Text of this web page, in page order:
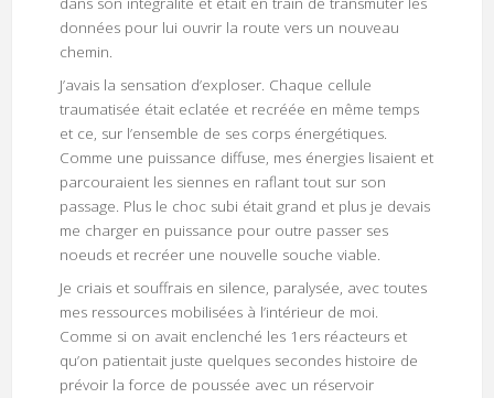
données pour lui ouvrir la route vers un nouveau
chemin.
J’avais la sensation d’exploser. Chaque cellule
traumatisée était eclatée et recréée en même temps
et ce, sur l’ensemble de ses corps énergétiques.
Comme une puissance diffuse, mes énergies lisaient et
parcouraient les siennes en raflant tout sur son
passage. Plus le choc subi était grand et plus je devais
me charger en puissance pour outre passer ses
noeuds et recréer une nouvelle souche viable.
Je criais et souffrais en silence, paralysée, avec toutes
mes ressources mobilisées à l’intérieur de moi.
Comme si on avait enclenché les 1ers réacteurs et
qu’on patientait juste quelques secondes histoire de
prévoir la force de poussée avec un réservoir